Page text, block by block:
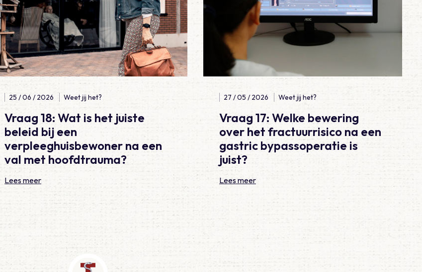
Vraag 18: Wat is het juiste
beleid bij een
verpleeghuisbewoner na een
val met hoofdtrauma?
25 / 06 / 2026 Weet jij het?
Lees meer
Vraag 17: Welke bewering
over het fractuurrisico na een
gastric bypassoperatie is
juist?
27 / 05 / 2026 Weet jij het?
Lees meer